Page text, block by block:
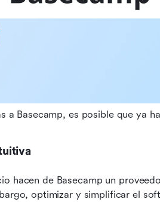
a Basecamp, es posible que ya
hacen de Basecamp un
optimizar y simplificar el